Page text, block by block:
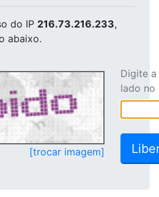
do IP 216.73.216.233,
abaixo.
[trocar imagem]
Digite
lado no